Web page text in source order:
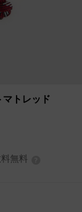
マトレッド
無料